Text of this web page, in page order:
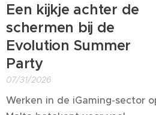
Een kijkje achter de
schermen bij de
Evolution Summer
Party
07/31/2026
Werken in de iGaming-sector